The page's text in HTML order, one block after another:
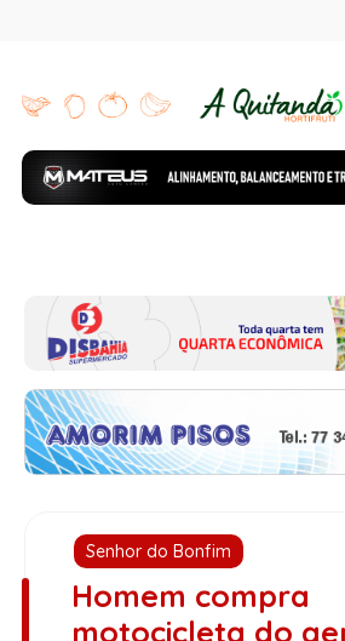
Senhor do Bonfim
Homem compra
motocicleta do